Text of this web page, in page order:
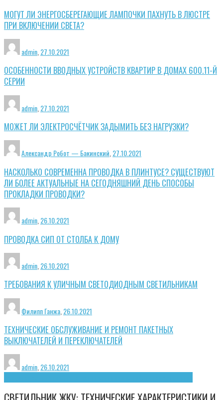
МОГУТ ЛИ ЭНЕРГОСБЕРЕГАЮЩИЕ ЛАМПОЧКИ ПАХНУТЬ В ЛЮСТРЕ
ПРИ ВКЛЮЧЕНИИ СВЕТА?
admin 27.10.2021
ОСОБЕННОСТИ ВВОДНЫХ УСТРОЙСТВ КВАРТИР В ДОМАХ 600.11-Й
СЕРИИ
admin 27.10.2021
МОЖЕТ ЛИ ЭЛЕКТРОСЧЁТЧИК ЗАДЫМИТЬ БЕЗ НАГРУЗКИ?
Александр Робот — Бакинский,27.10.2021
НАСКОЛЬКО СОВРЕМЕННА ПРОВОДКА В ПЛИНТУСЕ? СУЩЕСТВУЮТ
ЛИ БОЛЕЕ АКТУАЛЬНЫЕ НА СЕГОДНЯШНИЙ ДЕНЬ СПОСОБЫ
ПРОКЛАДКИ ПРОВОДКИ?
admin 26.10.2021
ПРОВОДКА СИП ОТ СТОЛБА К ДОМУ
admin 26.10.2021
ТРЕБОВАНИЯ К УЛИЧНЫМ СВЕТОДИОДНЫМ СВЕТИЛЬНИКАМ
Филипп Ганжа 26.10.2021
ТЕХНИЧЕСКИЕ ОБСЛУЖИВАНИЕ И РЕМОНТ ПАКЕТНЫХ
ВЫКЛЮЧАТЕЛЕЙ И ПЕРЕКЛЮЧАТЕЛЕЙ
admin,26.10.2021